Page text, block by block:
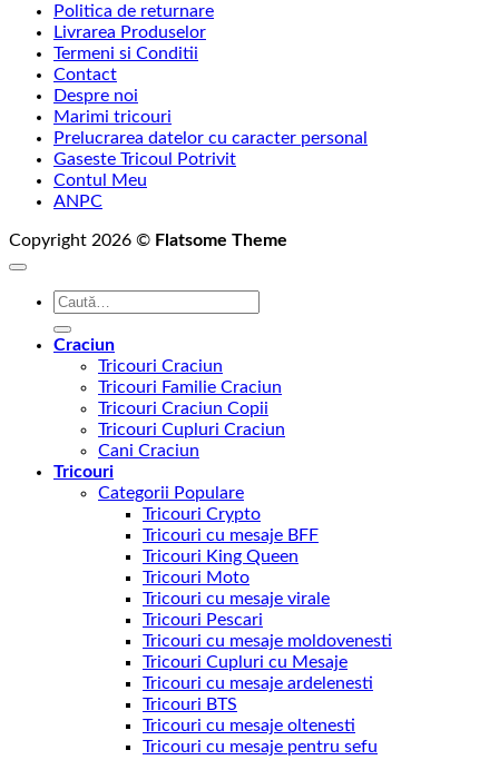
69,00 lei
până
la
Politica de returnare
Livrarea Produselor
Termeni si Conditii
Contact
Despre noi
Marimi tricouri
Prelucrarea datelor cu caracter personal
Gaseste Tricoul Potrivit
Contul Meu
ANPC
Copyright 2026 © Flatsome Theme
Caută
Craciun
Tricouri Craciun
Tricouri Familie Craciun
Tricouri Craciun Copii
Tricouri Cupluri Craciun
Cani Craciun
Tricouri
Categorii Populare
Tricouri Crypto
Tricouri cu mesaje BFF
Tricouri King Queen
Tricouri Moto
Tricouri cu mesaje virale
Tricouri Pescari
Tricouri cu mesaje moldovenesti
Tricouri Cupluri cu Mesaje
Tricouri cu mesaje ardelenesti
Tricouri BTS
Tricouri cu mesaje oltenesti
Tricouri cu mesaje pentru sefu